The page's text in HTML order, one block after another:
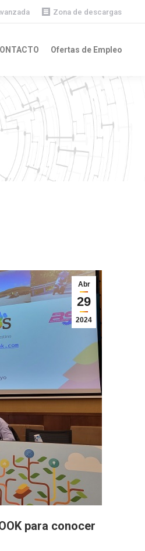
Zona de descargas
Ofertas de Empleo
Abr
29
2024
para conocer